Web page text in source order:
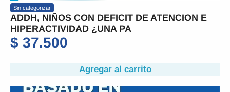
Sin categorizar
ADDH, NIÑOS CON DEFICIT DE ATENCION E
HIPERACTIVIDAD ¿UNA PA
$ 37.500
Agregar al carrito